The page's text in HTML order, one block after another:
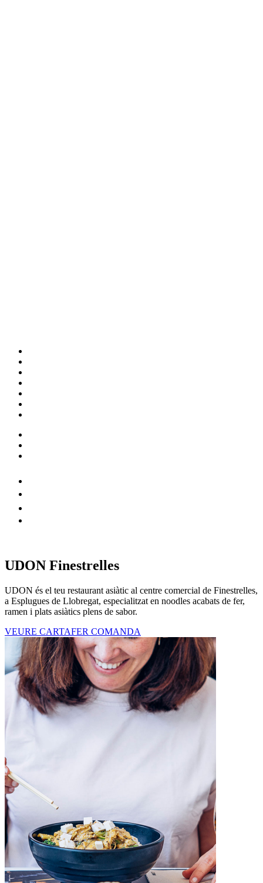
UDON Finestrelles
UDON és el teu restaurant asiàtic al centre comercial de Finestrelles,
a Esplugues de Llobregat, especialitzat en noodles acabats de fer,
ramen i plats asiàtics plens de sabor.
VEURE CARTAFER COMANDA